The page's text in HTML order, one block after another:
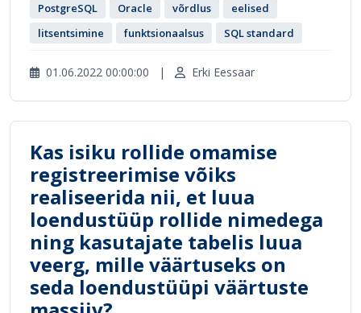
PostgreSQL Oracle võrdlus
eelised
litsentsimine
funktsionaalsus SQL standard
01.06.2022 00:00:00 | Erki Eessaar
Kas isiku rollide omamise
registreerimise võiks
realiseerida nii, et luua
loendustüüp rollide nimedega
ning kasutajate tabelis luua
veerg, mille väärtuseks on
seda loendustüüpi väärtuste